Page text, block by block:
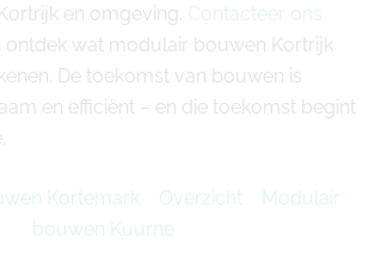
en omgeving. Contacteer ons
ontdek wat modulair bouwen Kortrijk
De toekomst van bouwen is
en efficiënt – en die toekomst begint
Kortemark Overzicht
Modulair
bouwen Kuurne